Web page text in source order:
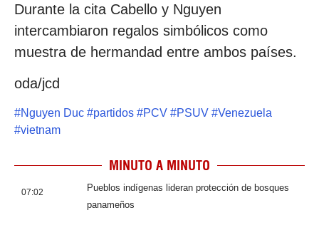
Durante la cita Cabello y Nguyen
intercambiaron regalos simbólicos como
muestra de hermandad entre ambos países.
oda/jcd
#Nguyen Duc #partidos #PCV #PSUV #Venezuela
#vietnam
MINUTO A MINUTO
07:02
Pueblos indígenas lideran protección de bosques
panameños